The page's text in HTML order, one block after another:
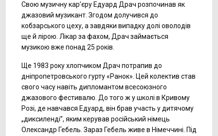
Свою музичну кар’єру Едуард Драч розпочинав як
джазовий музикант. Згодом долучився до
кобзарського цеху, а завдяки випадку долі оволодів
ще й лірою. Лікар за фахом, Драч займається
музикою вже понад 25 років.
Ще 1983 року хлопчиком Драч потрапив до
дніпропетровського гурту «Ранок». Цей колектив став
свого часу навіть дипломантом всесоюзного
джазового фестивалю. До того ж у школі в Кривому
Розі, де навчався Едуард, він брав участь у дитячому
„диксиленді”, яким керував російський німець
Олександр Гебель. Зараз Гебель живе в Німеччині. Під